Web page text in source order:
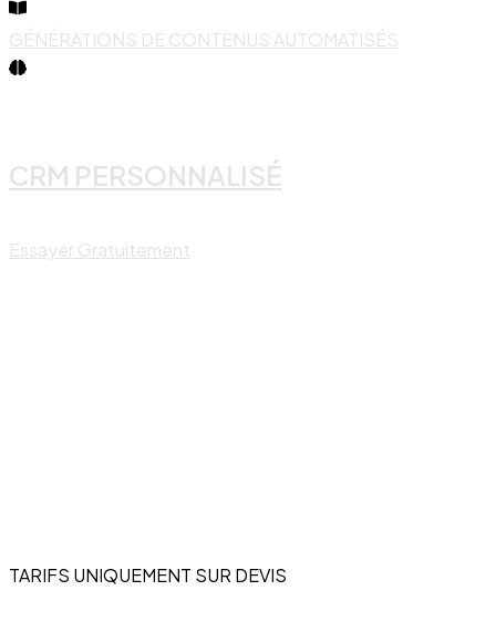
GÉNÉRATIONS DE CONTENUS AUTOMATISÉS
CRM PERSONNALISÉ
Essayer Gratuitement
TARIFS UNIQUEMENT SUR DEVIS